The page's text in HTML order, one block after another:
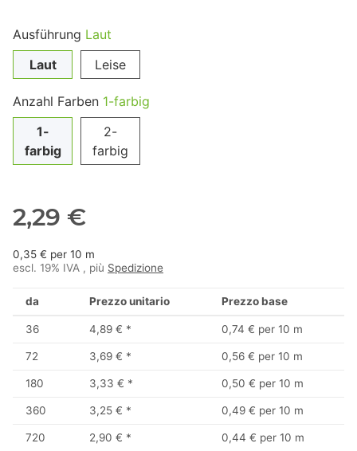
Ausführung Laut
Laut
Leise
Anzahl Farben 1-farbig
1-
farbig
2-
farbig
2,29 €
0,35 € per 10 m
escl. 19% IVA , più Spedizione
da Prezzo unitario Prezzo base
36 4,89 € * 0,74 € per 10 m
72 3,69 € * 0,56 € per 10 m
180 3,33 € * 0,50 € per 10 m
360 3,25 € * 0,49 € per 10 m
720 2,90 € * 0,44 € per 10 m